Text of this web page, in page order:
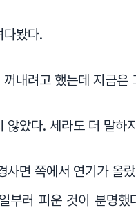
다봤다.
내려고 했는데 지금은
않았다. 세라도 더 말하
사면 쪽에서 연기가 올
부러 피운 것이 분명